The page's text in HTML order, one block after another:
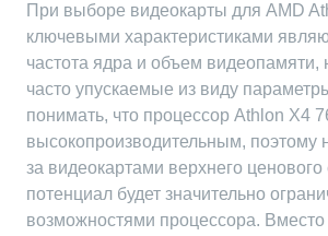
При выборе видеокарты для AMD
ключевыми характеристиками
частота ядра и объем видеопамяти,
часто упускаемые из виду
понимать, что процессор Athlon X4
высокопроизводительным, поэтому
за видеокартами верхнего
потенциал будет значительно
возможностями процессора. Вместо